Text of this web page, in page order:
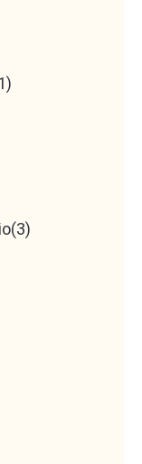
offre
che, oltre
di:
(3)